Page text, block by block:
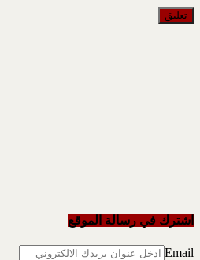
اشترك في رسالة الموقع
Email